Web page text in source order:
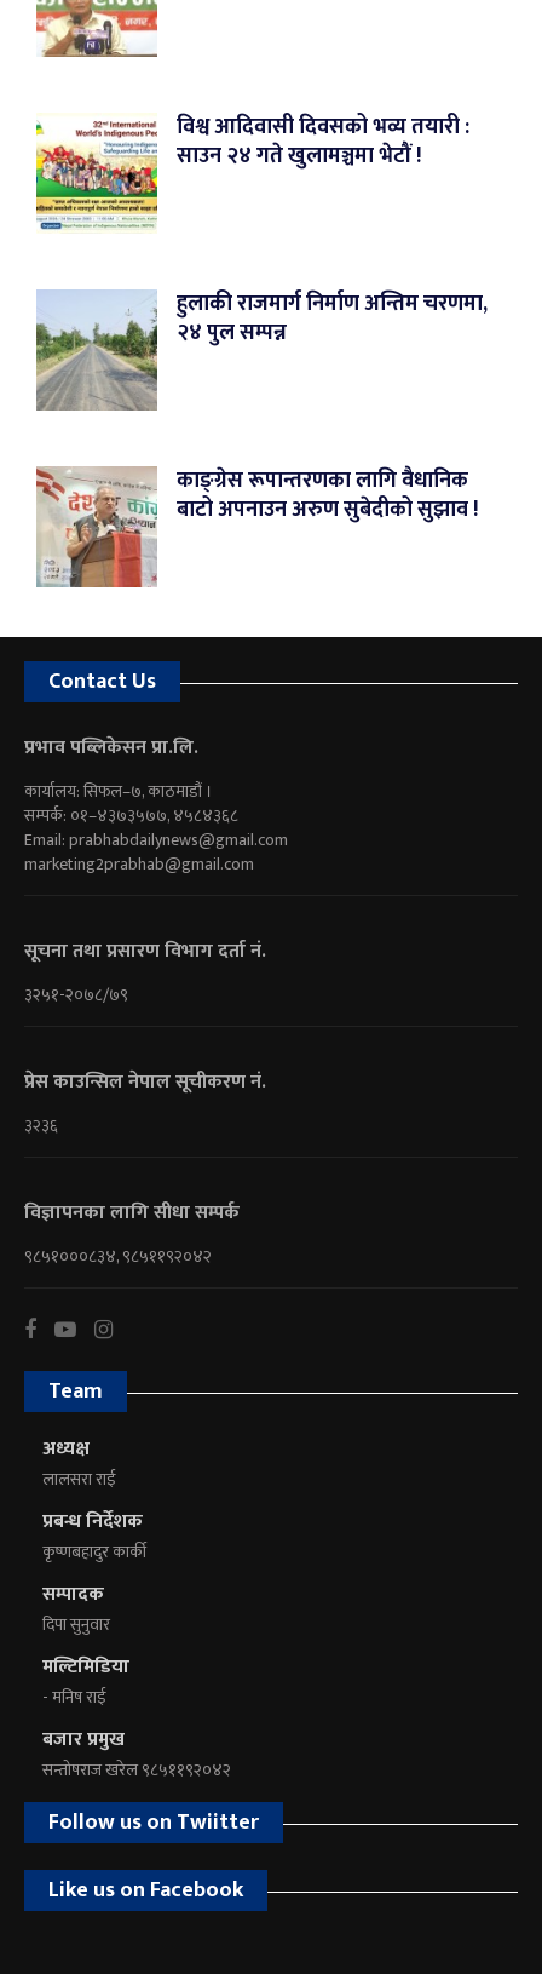
विश्व आदिवासी दिवसको भव्य तयारी :
साउन २४ गते खुलामञ्चमा भेटौं !
हुलाकी राजमार्ग निर्माण अन्तिम चरणमा,
२४ पुल सम्पन्न
काङ्ग्रेस रूपान्तरणका लागि वैधानिक
बाटो अपनाउन अरुण सुबेदीको सुझाव !
Contact Us
प्रभाव पब्लिकेसन प्रा.लि.
कार्यालय: सिफल–७, काठमाडौं ।
सम्पर्क: ०१–४३७३५७७, ४५८४३६८
Email:prabhabdailynews@gmail.com
marketing2prabhab@gmail.com
सूचना तथा प्रसारण विभाग दर्ता नं.
३२५१-२०७८/७९
प्रेस काउन्सिल नेपाल सूचीकरण नं.
३२३६
विज्ञापनका लागि सीधा सम्पर्क
९८५१०००८३४, ९८५११९२०४२
Team
अध्यक्ष
लालसरा राई
प्रबन्ध निर्देशक
कृष्णबहादुर कार्की
सम्पादक
दिपा सुनुवार
मल्टिमिडिया
- मनिष राई
बजार प्रमुख
सन्तोषराज खरेल ९८५११९२०४२
Follow us on Twiitter
Like us on Facebook